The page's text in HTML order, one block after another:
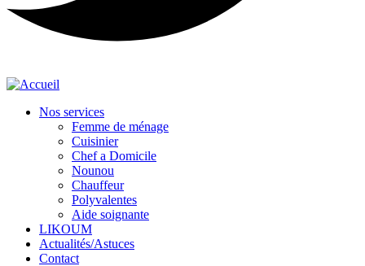
Nos services
Femme de ménage
Cuisinier
Chef a Domicile
Nounou
Chauffeur
Polyvalentes
Aide soignante
LIKOUM
Actualités/Astuces
Contact